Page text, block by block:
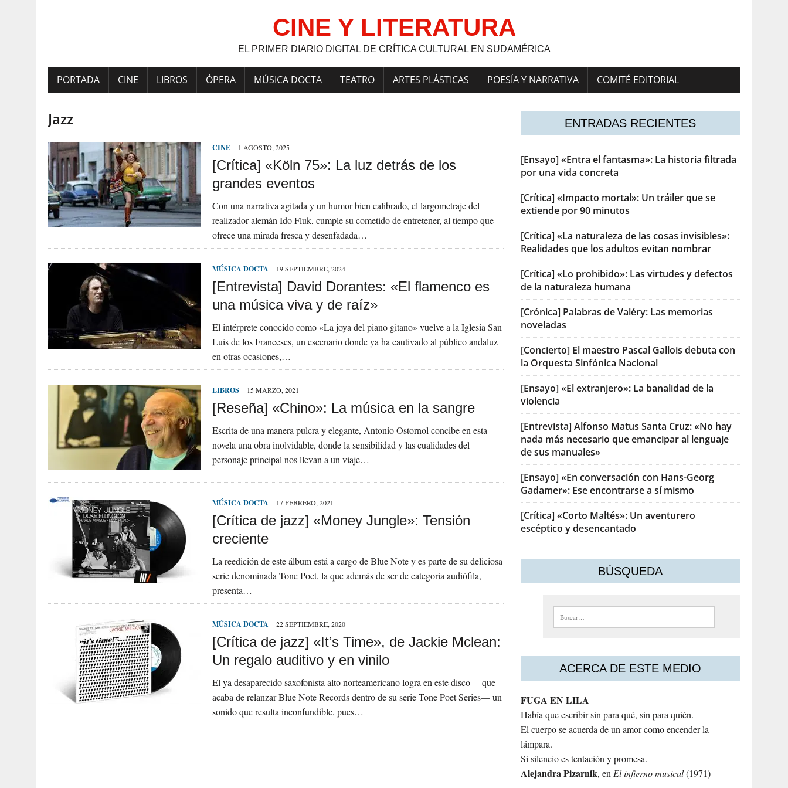
CINE Y LITERATURA
EL PRIMER DIARIO DIGITAL DE CRÍTICA CULTURAL EN SUDAMÉRICA
PORTADA CINE LIBROS ÓPERA MÚSICA DOCTA TEATRO ARTES PLÁSTICAS POESÍA Y NARRATIVA COMITÉ EDITORIAL
Jazz
CINE 1 AGOSTO, 2025
[Crítica] «Köln 75»: La luz detrás de los
grandes eventos
Con una narrativa agitada y un humor bien calibrado, el largometraje del
realizador alemán Ido Fluk, cumple su cometido de entretener, al tiempo que
ofrece una mirada fresca y desenfadada…
MÚSICA DOCTA 19 SEPTIEMBRE, 2024
[Entrevista] David Dorantes: «El flamenco es
una música viva y de raíz»
El intérprete conocido como «La joya del piano gitano» vuelve a la Iglesia San
Luis de los Franceses, un escenario donde ya ha cautivado al público andaluz
en otras ocasiones,…
LIBROS 15 MARZO, 2021
[Reseña] «Chino»: La música en la sangre
Escrita de una manera pulcra y elegante, Antonio Ostornol concibe en esta
novela una obra inolvidable, donde la sensibilidad y las cualidades del
personaje principal nos llevan a un viaje…
MÚSICA DOCTA 17 FEBRERO, 2021
[Crítica de jazz] «Money Jungle»: Tensión
creciente
La reedición de este álbum está a cargo de Blue Note y es parte de su deliciosa
serie denominada Tone Poet, la que además de ser de categoría audiófila,
presenta…
MÚSICA DOCTA 22 SEPTIEMBRE, 2020
[Crítica de jazz] «It’s Time», de Jackie Mclean:
Un regalo auditivo y en vinilo
El ya desaparecido saxofonista alto norteamericano logra en este disco —que
acaba de relanzar Blue Note Records dentro de su serie Tone Poet Series— un
sonido que resulta inconfundible, pues…
ENTRADAS RECIENTES
[Ensayo] «Entra el fantasma»: La historia filtrada
por una vida concreta
[Crítica] «Impacto mortal»: Un tráiler que se
extiende por 90 minutos
[Crítica] «La naturaleza de las cosas invisibles»:
Realidades que los adultos evitan nombrar
[Crítica] «Lo prohibido»: Las virtudes y defectos
de la naturaleza humana
[Crónica] Palabras de Valéry: Las memorias
noveladas
[Concierto] El maestro Pascal Gallois debuta con
la Orquesta Sinfónica Nacional
[Ensayo] «El extranjero»: La banalidad de la
violencia
[Entrevista] Alfonso Matus Santa Cruz: «No hay
nada más necesario que emancipar al lenguaje
de sus manuales»
[Ensayo] «En conversación con Hans-Georg
Gadamer»: Ese encontrarse a sí mismo
[Crítica] «Corto Maltés»: Un aventurero
escéptico y desencantado
BÚSQUEDA
Buscar:
ACERCA DE ESTE MEDIO
FUGA EN LILA
Había que escribir sin para qué, sin para quién.
El cuerpo se acuerda de un amor como encender la
lámpara.
Si silencio es tentación y promesa.
AlejandraPizarnik, enEl infierno musical(1971)